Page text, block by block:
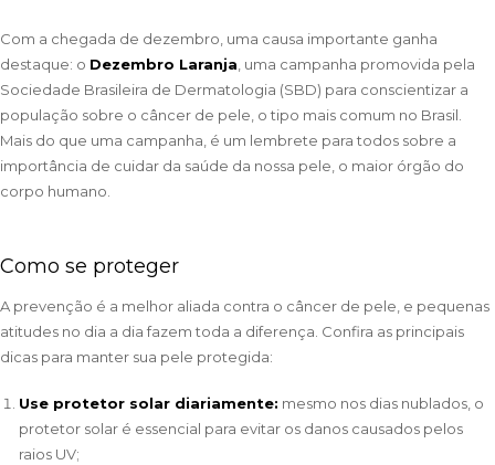
Com a chegada de dezembro, uma causa importante ganha
destaque: o Dezembro Laranja , uma campanha promovida pela
Sociedade Brasileira de Dermatologia (SBD) para conscientizar a
população sobre o câncer de pele, o tipo mais comum no Brasil.
Mais do que uma campanha, é um lembrete para todos sobre a
importância de cuidar da saúde da nossa pele, o maior órgão do
corpo humano.
Como se proteger
A prevenção é a melhor aliada contra o câncer de pele, e pequenas
atitudes no dia a dia fazem toda a diferença. Confira as principais
dicas para manter sua pele protegida:
Use protetor solar diariamente: mesmo nos dias nublados, o
protetor solar é essencial para evitar os danos causados pelos
raios UV;